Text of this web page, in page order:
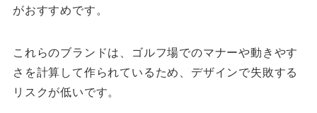
がおすすめです。
これらのブランドは、ゴルフ場でのマナーや動きやす
さを計算して作られているため、デザインで失敗する
リスクが低いです。